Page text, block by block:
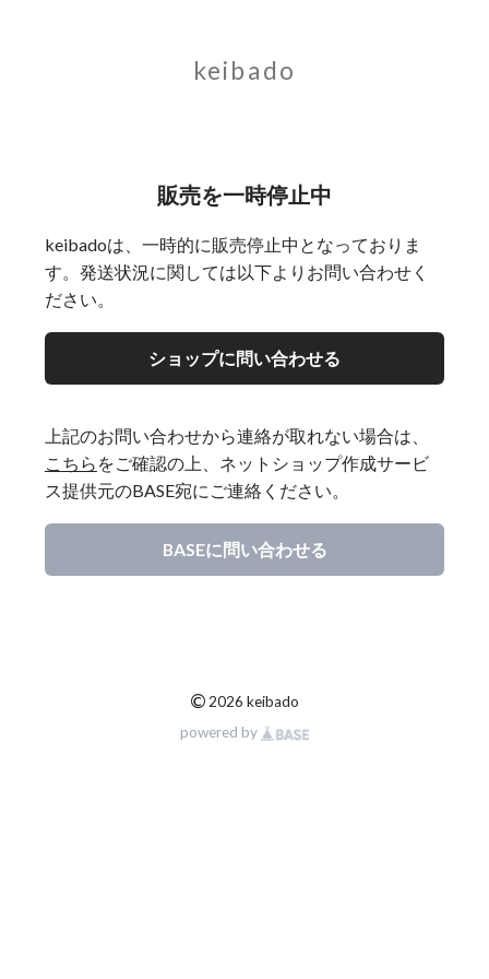
keibado
販売を一時停止中
keibadoは、一時的に販売停止中となっておりま
す。発送状況に関しては以下よりお問い合わせく
ださい。
ショップに問い合わせる
上記のお問い合わせから連絡が取れない場合は、
こちら をご確認の上、ネットショップ作成サービ
ス提供元のBASE宛にご連絡ください。
BASEに問い合わせる
© 2026 keibado
powered by